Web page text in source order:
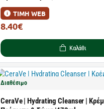
ΤΙΜΗ WEB
8.40€
Καλάθι
Διαθέσιμο
CeraVe | Hydrating Cleanser |